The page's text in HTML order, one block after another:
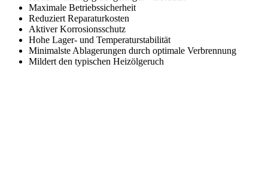
Maximale Betriebssicherheit
Reduziert Reparaturkosten
Aktiver Korrosionsschutz
Hohe Lager- und Temperaturstabilität
Minimalste Ablagerungen durch optimale Verbrennung
Mildert den typischen Heizölgeruch